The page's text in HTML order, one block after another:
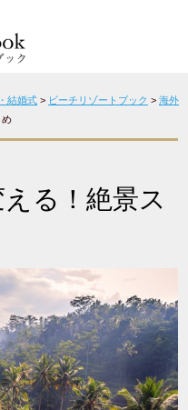
結婚式 > ビーチリゾートブック > 海外
め
る！絶景ス